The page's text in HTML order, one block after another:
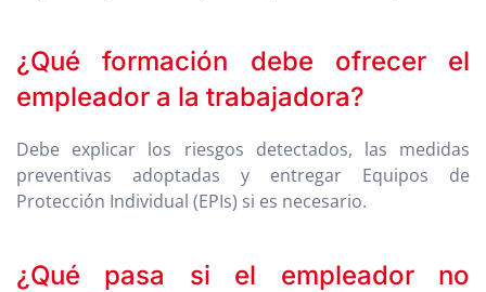
¿Qué formación debe ofrecer el
empleador a la trabajadora?
Debe explicar los riesgos detectados, las medidas
preventivas adoptadas y entregar Equipos de
Protección Individual (EPIs) si es necesario.
¿Qué pasa si el empleador no